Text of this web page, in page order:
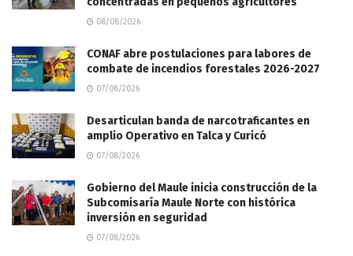
08/08/2026
CONAF abre postulaciones para labores de
combate de incendios forestales 2026-2027
07/08/2026
Desarticulan banda de narcotraficantes en
amplio Operativo en Talca y Curicó
07/08/2026
Gobierno del Maule inicia construcción de la
Subcomisaría Maule Norte con histórica
inversión en seguridad
07/08/2026